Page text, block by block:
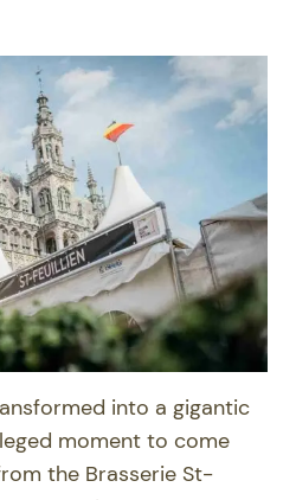
into a gigantic
moment to come
the Brasserie St-